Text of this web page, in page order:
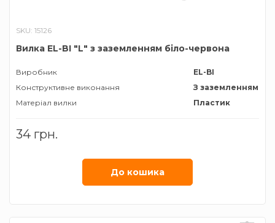
SKU: 15126
Вилка EL-BI "L" з заземленням біло-червона
Виробник
EL-BI
Конструктивне виконання
З заземленням
Матеріал вилки
Пластик
34 грн.
До кошика